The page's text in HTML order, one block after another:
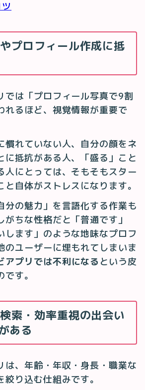
プロフィール作成に抵
では「プロフィール写真で9割
れるほど、視覚情報が重要で
慣れていない人、自分の顔をネ
に抵抗がある人、「盛る」こと
人にとっては、そもそもスター
と自体がストレスになります。
分の魅力」を言語化する作業も
がちな性格だと「普通です」
します」のような地味なプロフ
のユーザーに埋もれてしまいま
アプリでは不利になる という皮
す。
索・効率重視の出会い
ある
は、年齢・年収・身長・職業な
り込む仕組みです。